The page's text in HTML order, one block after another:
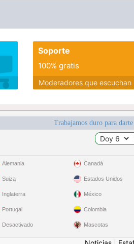
Soporte
100% gratis
Moderadores que escuchan
Trabajamos duro para
Alemania
Suiza
Inglaterra
Portugal
Desactivado
Canadá
Estados Unidos
México
Colombia
Mascotas